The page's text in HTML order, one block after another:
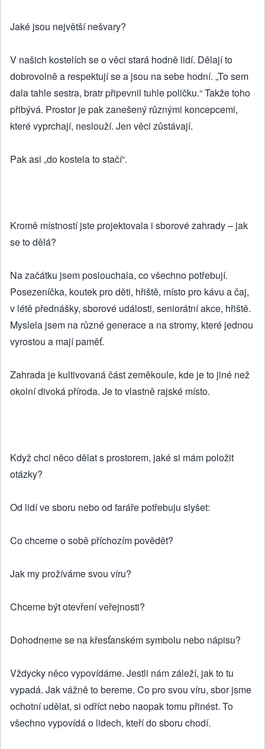
Jaké jsou největší nešvary?
V našich kostelích se o věci stará hodně lidí. Dělají to
dobrovolně a respektují se a jsou na sebe hodní. „To sem
dala tahle sestra, bratr připevnil tuhle poličku.“ Takže toho
přibývá. Prostor je pak zanešený různými koncepcemi,
které vyprchají, neslouží. Jen věci zůstávají.
Pak asi „do kostela to stačí“.
Kromě místností jste projektovala i sborové zahrady – jak
se to dělá?
Na začátku jsem poslouchala, co všechno potřebují.
Posezeníčka, koutek pro děti, hřiště, místo pro kávu a čaj,
v létě přednášky, sborové události, seniorátní akce, hřiště.
Myslela jsem na různé generace a na stromy, které jednou
vyrostou a mají paměť.
Zahrada je kultivovaná část zeměkoule, kde je to jiné než
okolní divoká příroda. Je to vlastně rajské místo.
Když chci něco dělat s prostorem, jaké si mám položit
otázky?
Od lidí ve sboru nebo od faráře potřebuju slyšet:
Co chceme o sobě příchozím povědět?
Jak my prožíváme svou víru?
Chceme být otevření veřejnosti?
Dohodneme se na křesťanském symbolu nebo nápisu?
Vždycky něco vypovídáme. Jestli nám záleží, jak to tu
vypadá. Jak vážně to bereme. Co pro svou víru, sbor jsme
ochotní udělat, si odříct nebo naopak tomu přinést. To
všechno vypovídá o lidech, kteří do sboru chodí.